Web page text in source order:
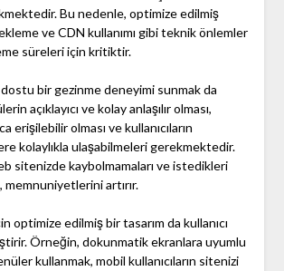
Bu nedenle, optimize edilmiş
ve CDN kullanımı gibi teknik önlemler
süreleri için kritiktir.
dostu bir gezinme deneyimi sunmak da
açıklayıcı ve kolay anlaşılır olması,
erişilebilir olması ve kullanıcıların
kolaylıkla ulaşabilmeleri gerekmektedir.
sitenizde kaybolmamaları ve istedikleri
memnuniyetlerini artırır.
optimize edilmiş bir tasarım da kullanıcı
Örneğin, dokunmatik ekranlara uyumlu
kullanmak, mobil kullanıcıların sitenizi